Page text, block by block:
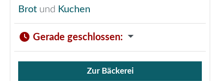
Brot und Kuchen
Gerade geschlossen:
Verkauf von Brötchen,
Zur Bäckerei